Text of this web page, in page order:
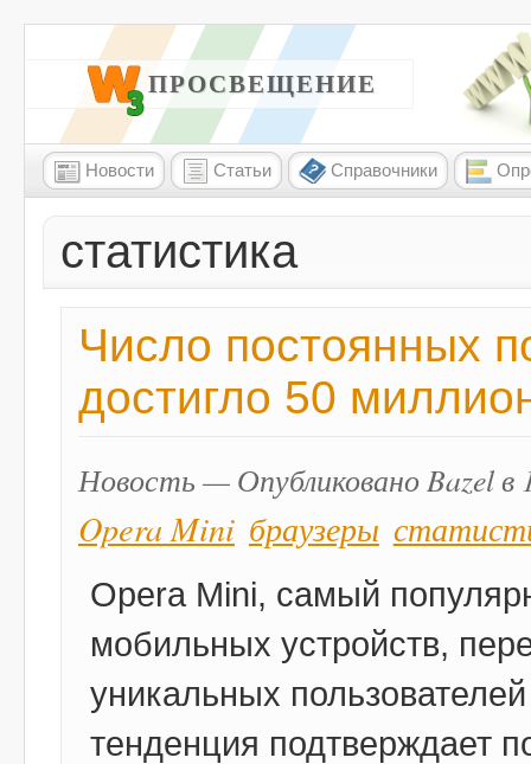
W3 ПРОСВЕЩЕНИЕ
Новости Статьи Справочники
статистика
Число постоянных
достигло 50
Новость — Опубликовано Bazel в
Opera Mini браузеры
Opera Mini, самый
мобильных устройств,
уникальных
тенденция подтверждает